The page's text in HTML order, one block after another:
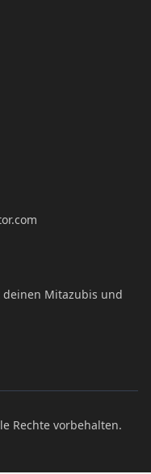
Mitazubis und
Rechte vorbehalten.